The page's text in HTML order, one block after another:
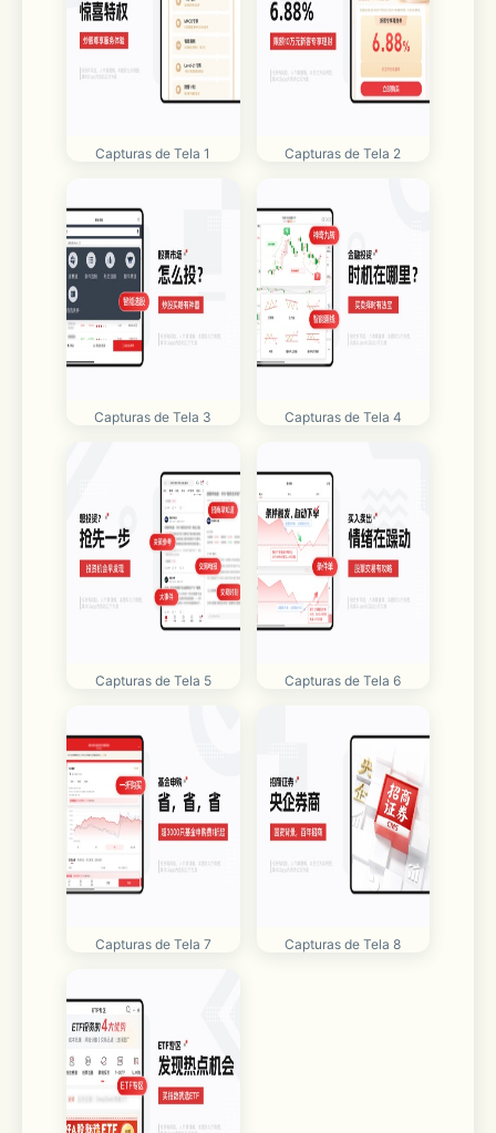
Capturas de Tela 1 Capturas de Tela 2
Capturas de Tela 3 Capturas de Tela 4
Capturas de Tela 5 Capturas de Tela 6
Capturas de Tela 7 Capturas de Tela 8